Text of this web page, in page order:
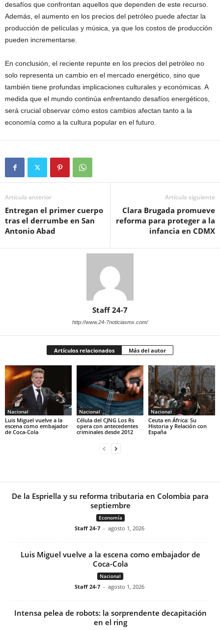
desafíos que confrontan aquellos que dependen de este recurso.
Además, el aumento en los precios del petróleo puede afectar la
producción de películas y música, ya que los costos de producción
pueden incrementarse.
En conclusión, el reciente repunte en los precios del petróleo no
solo representa un cambio en el mercado energético, sino que
también tiene profundas implicaciones culturales y económicas. A
medida que el mundo continúa enfrentando desafíos energéticos,
será crucial observar cómo estos cambios afectan tanto a la
economía como a la cultura popular en el futuro.
Artículo anterior
Entregan el primer cuerpo
tras el derrumbe en San
Antonio Abad
Artículo siguiente
Clara Brugada promueve
reforma para proteger a la
infancia en CDMX
Staff 24-7
http://www.24-7noticiasmx.com/
Artículos relacionados Más del autor
Nacional
Luis Miguel vuelve a la
escena como embajador
de Coca-Cola
Nacional
Célula del CJNG Los Rs
opera con antecedentes
criminales desde 2012
Nacional
Ceuta en África: Su
Historia y Relación con
España
De la Espriella y su reforma tributaria en Colombia para
septiembre
Economía
Staff 24-7 - agosto 1, 2026
Luis Miguel vuelve a la escena como embajador de
Coca-Cola
Nacional
Staff 24-7 - agosto 1, 2026
Intensa pelea de robots: la sorprendente decapitación
en el ring